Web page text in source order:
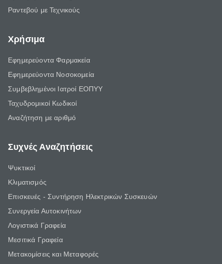
Ραντεβού με Τεχνικούς
Χρήσιμα
Εφημερεύοντα Φαρμακεία
Εφημερεύοντα Νοσοκομεία
Συμβεβλημένοι Ιατροί ΕΟΠΥΥ
Ταχυδρομικοί Κωδικοί
Αναζήτηση με αριθμό
Συχνές Αναζητήσεις
Ψυκτικοί
Κλιματισμός
Επισκευές - Συντήρηση Ηλεκτρικών Συσκευών
Συνεργεία Αυτοκινήτων
Λογιστικά Γραφεία
Μεσιτικά Γραφεία
Μετακομίσεις και Μεταφορές